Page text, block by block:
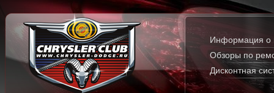
Информация о
Обзоры по
Дисконтная